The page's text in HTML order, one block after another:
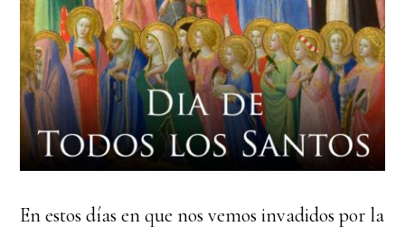
En estos días en que nos vemos invadidos por la